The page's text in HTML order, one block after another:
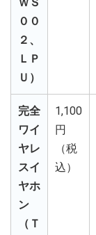
００
２、
ＬＰ
Ｕ）
完全
ワイ
ヤレ
スイ
ヤホ
ン
（Ｔ
1,100
円
（税
込）